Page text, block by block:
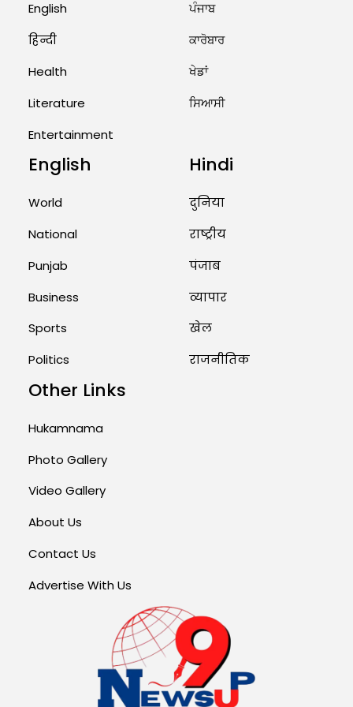
August 2, 2026 11:06 AM
US Advises Citizens to Leave
West Asia: Hints of Major
Military Attack...
August 2, 2026 11:04 AM
Unique Wedding: Twin Sisters
Priests Conducting Rituals...
August 1, 2026 11:24 AM
English
हिन्दी
Health
Literature
Entertainment
ਪੰਜਾਬ
ਕਾਰੋਬਾਰ
ਖੇਡਾਂ
ਸਿਆਸੀ
English
World
National
Punjab
Business
Sports
Politics
Hindi
दुनिया
राष्ट्रीय
पंजाब
व्यापार
खेल
राजनीतिक
Other Links
Hukamnama
Photo Gallery
Video Gallery
About Us
Contact Us
Advertise With Us